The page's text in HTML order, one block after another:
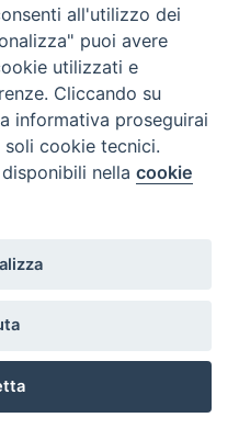
Religiose di Milano, via
3 - Milano
all'utilizzo dei
puoi avere
utilizzati e
Cliccando su
informativa proseguirai
cookie tecnici.
nellacookie